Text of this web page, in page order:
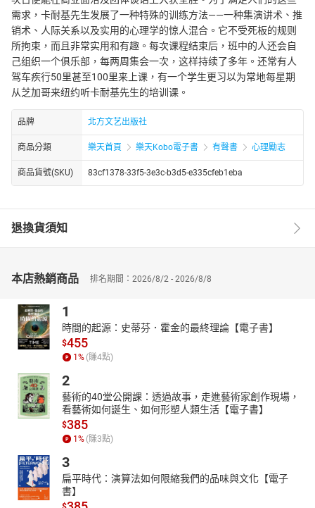
需求，卡耐基先生发展了一种特殊的训练方法——一种集演讲术、推
销术、人际关系以及实用的心理学的惊人混合。它不受死板的规则
所拘束，而且非常实用和有趣。每次课程结束后，班中的人还会自
己组织一个俱乐部，每两周集会一次，这样持续了多年。还常有人
驾车疾行50里甚至100里来上课，有一个学生更习以为常地每星期
从芝加哥来纽约听卡耐基先生的培训课。
品牌 北方文艺出版社
商品分類 樂天首頁 樂天Kobo電子書 有聲書 心理勵志
商品貨號(SKU) 83cf1378-33f5-3e3c-b3d5-e335cfeb1eba
退換貨須知
本店熱銷商品 排名期間：2026/8/2 - 2026/8/8
1
時間的起源：史蒂芬．霍金的最終理論【電子書】
$455
1% (賺4點)
2
藝術的40堂公開課：透過故事，走進藝術家創作現場，
看藝術如何誕生、如何形塑人類生活【電子書】
$385
1% (賺3點)
3
扁平時代：演算法如何限縮我們的品味與文化【電子
書】